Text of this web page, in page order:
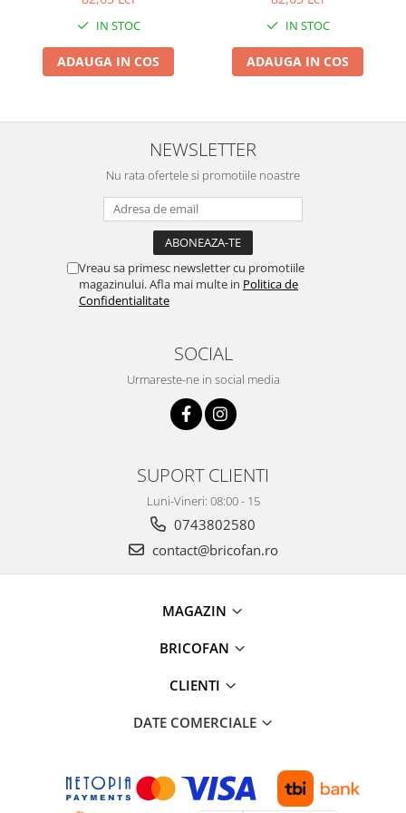
Zdrobitoare si teascuri
Teascuri
Zdrobitoare electrice
Zdrobitoare manuale
Masini de cusut si accesorii
Articole antidaunatori gradina
Suflante si aspiratoare exterior
Unelte manuale de gradina -
Masini de maturat manuale
Pirostrii si accesorii pentru gatit
Lanterne
Lumina de crestere pentru plante
Husa, Reincarcabil,
7.3x7.5x3.3 cm, Negru
IN STOC
ADAUGA IN COS
Husa, Reincarcabil,
7.3x7.5x3.3 cm, Gri
IN STOC
ADAUGA IN COS
NEWSLETTER
Nu rata ofertele si promotiile noastre
Vreau sa primesc newsletter cu promotiile
magazinului. Afla mai multe in Politica de
Confidentialitate
SOCIAL
Urmareste-ne in social media
SUPORT CLIENTI
Luni-Vineri: 08:00 - 15
0743802580
contact@bricofan.ro
MAGAZIN
BRICOFAN
CLIENTI
DATE COMERCIALE